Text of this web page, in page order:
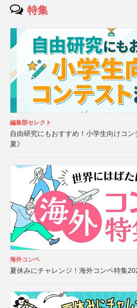
特集
編集部セレクト
自由研究にもおすすめ！小学生向けコ
夏》
海外コンペ
夏休みにチャレンジ！海外コンペ特集